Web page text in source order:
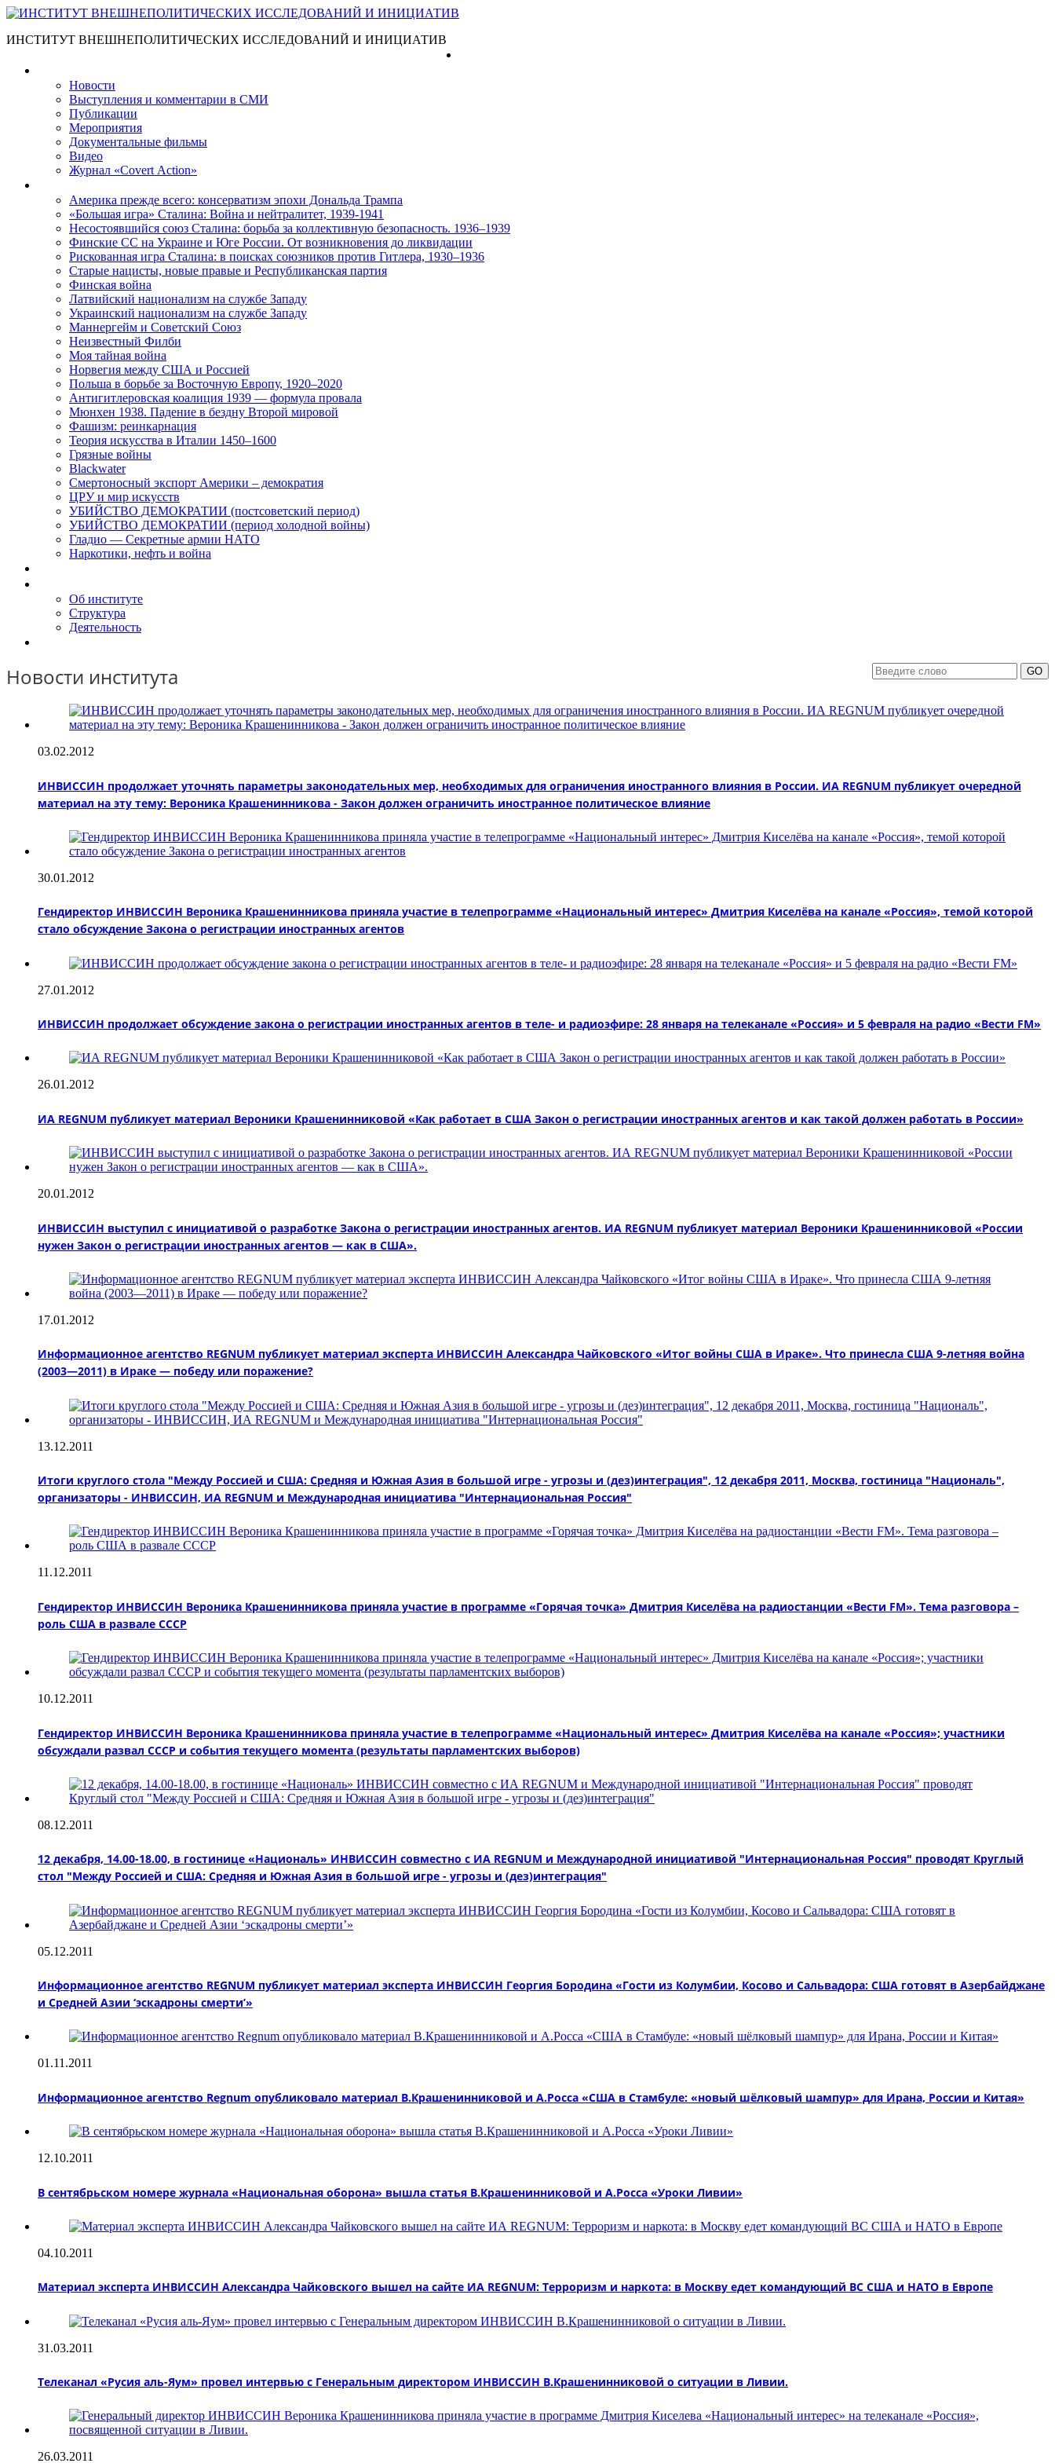
ИНСТИТУТ ВНЕШНЕПОЛИТИЧЕСКИХ ИССЛЕДОВАНИЙ И ИНИЦИАТИВ
Новости
Выступления и коммента­рии в СМИ
Публикации
Мероприятия
Документальные фильмы
Видео
Журнал «Covert Action»
Америка прежде всего: консерватизм эпохи Дональда Трампа
«Большая игра» Сталина: Война и нейтралитет, 1939-1941
Несостоявшийся союз Сталина: борьба за коллективную безопасность. 1936–1939
Финские СС на Украине и Юге России. От возникновения до ликвидации
Рискованная игра Сталина: в поисках союзников против Гитлера, 1930–1936
Старые нацисты, новые правые и Республиканская партия
Финская война
Латвийский национализм на службе Западу
Украинский национализм на службе Западу
Маннергейм и Советский Союз
Неизвестный Филби
Моя тайная война
Норвегия между США и Россией
Польша в борьбе за Восточную Европу, 1920–2020
Антигитлеровская коалиция 1939 — формула провала
Мюнхен 1938. Падение в бездну Второй мировой
Фашизм: реинкарнация
Теория искусства в Италии 1450–1600
Грязные войны
Blackwater
Смертоносный экспорт Америки – демократия
ЦРУ и мир искусств
УБИЙСТВО ДЕМОКРАТИИ (постсоветский период)
УБИЙСТВО ДЕМОКРАТИИ (период холодной войны)
Гладио — Секретные армии НАТО
Наркотики, нефть и война
Об институте
Структура
Деятельность
Новости института
03.02.2012
ИНВИССИН продолжает уточнять параметры законодательных мер, необходимых для ограничения иностранного влияния в России. ИА REGNUM публикует очередной
материал на эту тему: Вероника Крашенинникова - Закон должен ограничить иностранное политическое влияние
30.01.2012
Гендиректор ИНВИССИН Вероника Крашенинникова приняла участие в телепрограмме «Национальный интерес» Дмитрия Киселёва на канале «Россия», темой которой
стало обсуждение Закона о регистрации иностранных агентов
27.01.2012
ИНВИССИН продолжает обсуждение закона о регистрации иностранных агентов в теле- и радиоэфире: 28 января на телеканале «Россия» и 5 февраля на радио «Вести FM»
26.01.2012
ИА REGNUM публикует материал Вероники Крашенинниковой «Как работает в США Закон о регистрации иностранных агентов и как такой должен работать в России»
20.01.2012
ИНВИССИН выступил с инициативой о разработке Закона о регистрации иностранных агентов. ИА REGNUM публикует материал Вероники Крашенинниковой «России
нужен Закон о регистрации иностранных агентов — как в США».
17.01.2012
Информационное агентство REGNUM публикует материал эксперта ИНВИССИН Александра Чайковского «Итог войны США в Ираке». Что принесла США 9-летняя война
(2003—2011) в Ираке — победу или поражение?
13.12.2011
Итоги круглого стола "Между Россией и США: Средняя и Южная Азия в большой игре - угрозы и (дез)интеграция", 12 декабря 2011, Москва, гостиница "Националь",
организаторы - ИНВИССИН, ИА REGNUM и Международная инициатива "Интернациональная Россия"
11.12.2011
Гендиректор ИНВИССИН Вероника Крашенинникова приняла участие в программе «Горячая точка» Дмитрия Киселёва на радиостанции «Вести FM». Тема разговора –
роль США в развале СССР
10.12.2011
Гендиректор ИНВИССИН Вероника Крашенинникова приняла участие в телепрограмме «Национальный интерес» Дмитрия Киселёва на канале «Россия»; участники
обсуждали развал СССР и события текущего момента (результаты парламентских выборов)
08.12.2011
12 декабря, 14.00-18.00, в гостинице «Националь» ИНВИССИН совместно с ИА REGNUM и Международной инициативой "Интернациональная Россия" проводят Круглый
стол "Между Россией и США: Средняя и Южная Азия в большой игре - угрозы и (дез)интеграция"
05.12.2011
Информационное агентство REGNUM публикует материал эксперта ИНВИССИН Георгия Бородина «Гости из Колумбии, Косово и Сальвадора: США готовят в Азербайджане
и Средней Азии ‘эскадроны смерти’»
01.11.2011
Информационное агентство Regnum опубликовало материал В.Крашенинниковой и А.Росса «США в Стамбуле: «новый шёлковый шампур» для Ирана, России и Китая»
12.10.2011
В сентябрьском номере журнала «Национальная оборона» вышла статья В.Крашенинниковой и А.Росса «Уроки Ливии»
04.10.2011
Материал эксперта ИНВИССИН Александра Чайковского вышел на сайте ИА REGNUM: Терроризм и наркота: в Москву едет командующий ВС США и НАТО в Европе
31.03.2011
Телеканал «Русия аль-Яум» провел интервью с Генеральным директором ИНВИССИН В.Крашенинниковой о ситуации в Ливии.
26.03.2011